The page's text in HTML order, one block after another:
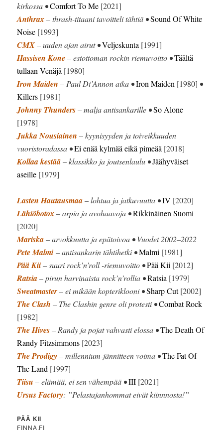
kirkossa •Comfort To Me [2021]
Anthrax– thrash-titaani tavoitteli tähtiä •Sound Of White
Noise [1993]
CMX– uuden ajan airut •Veljeskunta [1991]
Hassisen Kone– estottoman rockin riemuvoitto •Täältä
tullaan Venäjä [1980]
Iron Maiden – Paul Di’Annon aika •Iron Maiden [1980] •
Killers [1981]
Johnny Thunders– malja antisankarille •So Alone
[1978]
Jukka Nousiainen – kyynisyyden ja toiveikkuuden
vuoristoradassa •Ei enää kylmää eikä pimeää [2018]
Kollaa kestää– klassikko ja joutsenlaulu •Jäähyväiset
aseille [1979]
Lasten Hautausmaa– lohtua ja jatkuvuutta •IV [2020]
Lähiöbotox– arpia ja avohaavoja •Rikkinäinen Suomi
[2020]
Mariska– arvokkuutta ja epätoivoa • Vuodet 2002–2022
Pete Malmi – antisankarin tähtihetki •Malmi [1981]
Pää Kii– suuri rock’n’roll -riemuvoitto •Pää Kii [2012]
Ratsia– pirun harvinaista rock’n’rollia •Ratsia [1979]
Sweatmaster– ei mikään kopteriklooni •Sharp Cut[2002]
The Clash – The Clashin genre oli protesti •Combat Rock
[1982]
The Hives– Randy ja pojat vahvasti elossa •The Death Of
Randy Fitzsimmons [2023]
The Prodigy– millennium-jännitteen voima •The Fat Of
The Land [1997]
Tiisu – elämää, ei sen vähempää •III [2021]
Ursus Factory: ”Pelastajanhommat eivät kiinnnosta!”
PÄÄ KII
FINNA.FI